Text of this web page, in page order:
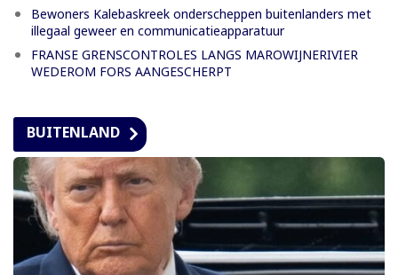
Bewoners Kalebaskreek onderscheppen buitenlanders met
illegaal geweer en communicatieapparatuur
FRANSE GRENSCONTROLES LANGS MAROWIJNERIVIER
WEDEROM FORS AANGESCHERPT
BUITENLAND